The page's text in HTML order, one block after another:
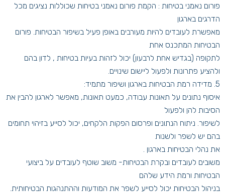
פורום נאמני בטיחות : הקמת פורום נאמני בטיחות שכוללות נציגים מכל
הדרגים בארגון
מאפשרת לעובדים להיות מעורבים באופן פעיל בשיפור הבטיחות. פורום
הבטיחות המתכנס אחת
לתקופה (בגדיש אחת לרבעון) יכול לזהות בעיות בטיחות , לדון בהם
ולהציע פתרונות ולפעול ליישום שינויים.
5. מדידה רמת הבטיחות בארגון ושיפור מתמיד:
איסוף נתונים על תאונות עבודה, כמעט תאונות, מאפשר לארגון להבין את
הסיבות להן ולפעול
לשיפור. ניתוח הנתונים ופרסום הפקות הלקחים, יכול לסייע בזיהוי תחומים
בהם יש לשפר ולשנות
את נהלי הבטיחות בארגון .
משובים לעובדים ובקרת הבטיחות- משוב שוטף לעובדים על ביצועי
הבטיחות ורמת הידע שלהם
בניהול הבטיחות יכול לסייע לשפר את המודעות וההתנהגות הבטיחותית.